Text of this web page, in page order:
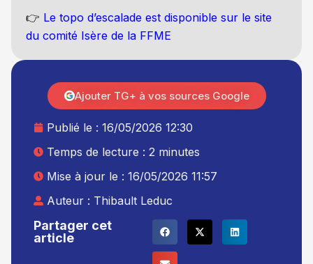
👉 Le topo d’escalade est disponible sur le site
du comité Isère de la FFME
Partager cet
article
Publié le : 16/05/2026 12:30
Temps de lecture : 2 minutes
Mise à jour le : 16/05/2026 11:57
Auteur : Thibault Leduc
Ajouter TG+ à vos sources Google